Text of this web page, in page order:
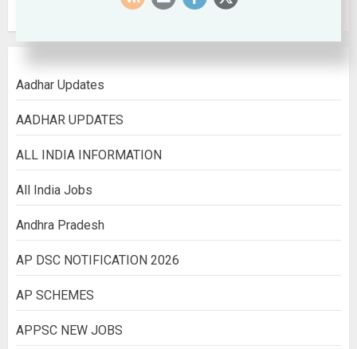
Aadhar Updates
AADHAR UPDATES
ALL INDIA INFORMATION
All India Jobs
Andhra Pradesh
AP DSC NOTIFICATION 2026
AP SCHEMES
APPSC NEW JOBS